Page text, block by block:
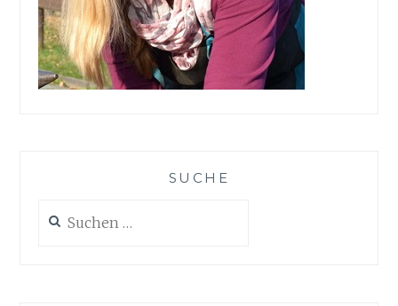
SUCHE
nach: